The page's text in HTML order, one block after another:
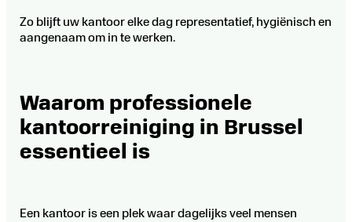
Zo blijft uw kantoor elke dag representatief, hygiënisch en
aangenaam om in te werken.
Waarom professionele
kantoorreiniging in Brussel
essentieel is
Een kantoor is een plek waar dagelijks veel mensen